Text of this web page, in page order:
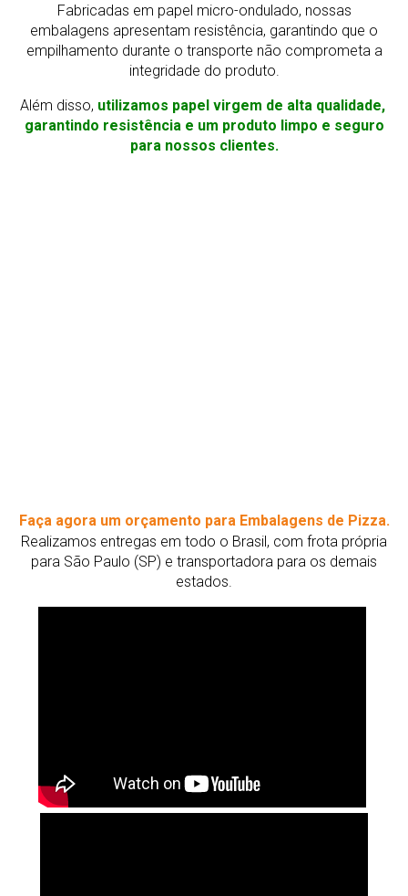
Fabricadas em papel micro-ondulado, nossas
embalagens apresentam resistência, garantindo que o
empilhamento durante o transporte não comprometa a
integridade do produto.
Além disso, utilizamos papel virgem de alta qualidade,
garantindo resistência e um produto limpo e seguro
para nossos clientes.
Faça agora um orçamento para Embalagens de Pizza.
Realizamos entregas em todo o Brasil, com frota própria
para São Paulo (SP) e transportadora para os demais
estados.